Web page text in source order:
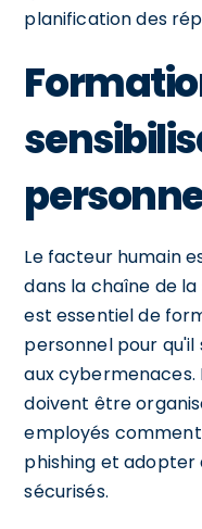
planification des
Le facteur humain
dans la chaîne de
est essentiel de
personnel pour qu'il
aux cybermenaces.
doivent être
employés
phishing et
sécurisés.